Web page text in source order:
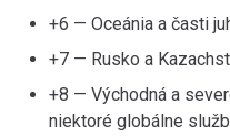
+6 — Oceánia a časti
+7 — Rusko a
+8 — Východná a
niektoré globálne